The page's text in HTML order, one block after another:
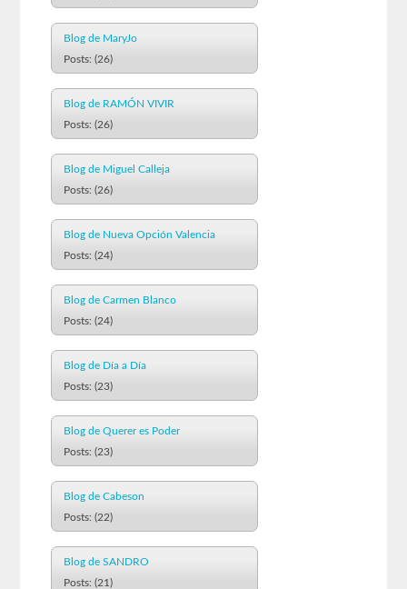
Blog de MaryJo
Posts: (26)
Blog de RAMÓN VIVIR
Posts: (26)
Blog de Miguel Calleja
Posts: (26)
Blog de Nueva Opción Valencia
Posts: (24)
Blog de Carmen Blanco
Posts: (24)
Blog de Día a Día
Posts: (23)
Blog de Querer es Poder
Posts: (23)
Blog de Cabeson
Posts: (22)
Blog de SANDRO
Posts: (21)